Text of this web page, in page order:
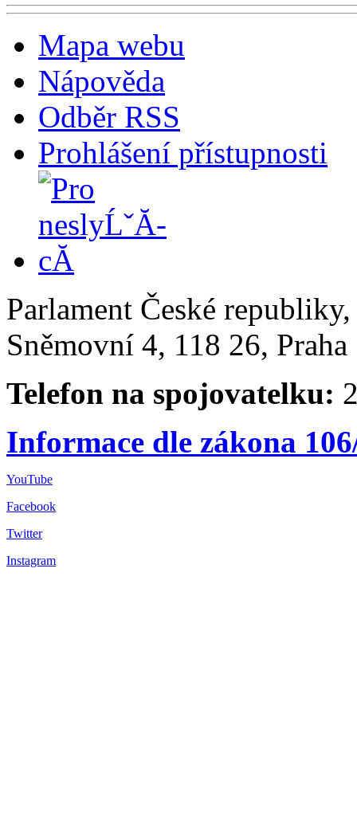
Mapa webu
Nápověda
Odběr RSS
Prohlášení přístupnosti
Parlament České
Sněmovní 4, 118 26,
Telefon na spojovatelku:
Informace dle zákona
YouTube
Facebook
Twitter
Instagram